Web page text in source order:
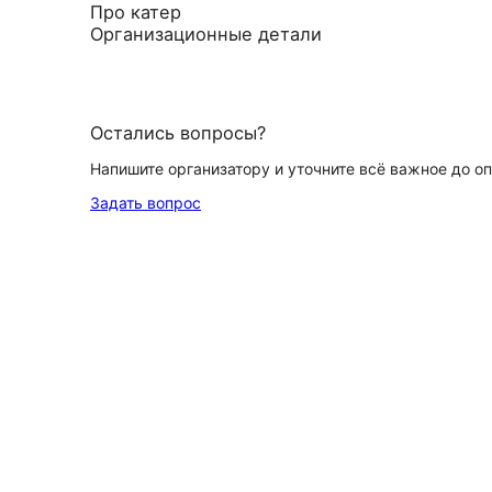
Про катер
Организационные детали
Остались вопросы?
Напишите организатору и уточните всё важное до
Задать вопрос